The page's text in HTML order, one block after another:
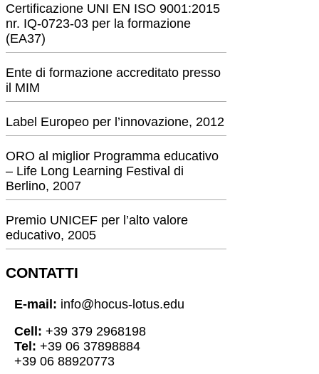
Certificazione UNI EN ISO 9001:2015
nr. IQ-0723-03 per la formazione
(EA37)
Ente di formazione accreditato presso
il MIM
Label Europeo per l’innovazione, 2012
ORO al miglior Programma educativo
– Life Long Learning Festival di
Berlino, 2007
Premio UNICEF per l’alto valore
educativo, 2005
CONTATTI
E-mail: info@hocus-lotus.edu
Cell: +39 379 2968198
Tel: +39 06 37898884
+39 06 88920773